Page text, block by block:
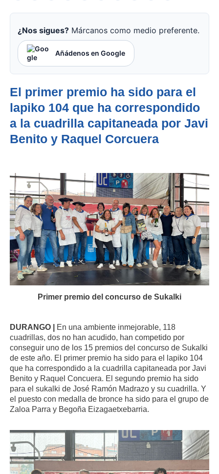
¿Nos sigues? Márcanos como medio preferente.
Añádenos en Google
El primer premio ha sido para el
lapiko 104 que ha correspondido
a la cuadrilla capitaneada por Javi
Benito y Raquel Corcuera
Primer premio del concurso de Sukalki
DURANGO | En una ambiente inmejorable, 118
cuadrillas, dos no han acudido, han competido por
conseguir uno de los 15 premios del concurso de Sukalki
de este año. El primer premio ha sido para el lapiko 104
que ha correspondido a la cuadrilla capitaneada por Javi
Benito y Raquel Concuera. El segundo premio ha sido
para el sukalki de José Ramón Madrazo y su cuadrilla. Y
el puesto con medalla de bronce ha sido para el grupo de
Zaloa Parra y Begoña Eizagaetxebarria.